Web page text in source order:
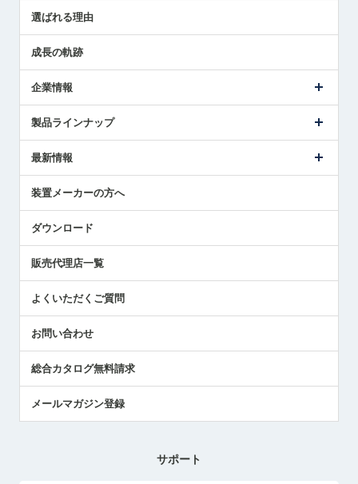
解決策提案
選ばれる理由
成長の軌跡
企業情報
ごあいさつ
受賞履歴
採用情報
国/地域/言語
製品ラインナップ
ツールセッタ製品
エアマイクロセンサ製品
最新情報
メトロールの技術
社員ブログ
中小企業のBCP地震対策
センサのテクニカルガイド
社長ブログ
装置メーカーの方へ
ダウンロード
販売代理店一覧
よくいただくご質問
お問い合わせ
総合カタログ無料請求
メールマガジン登録
サポート